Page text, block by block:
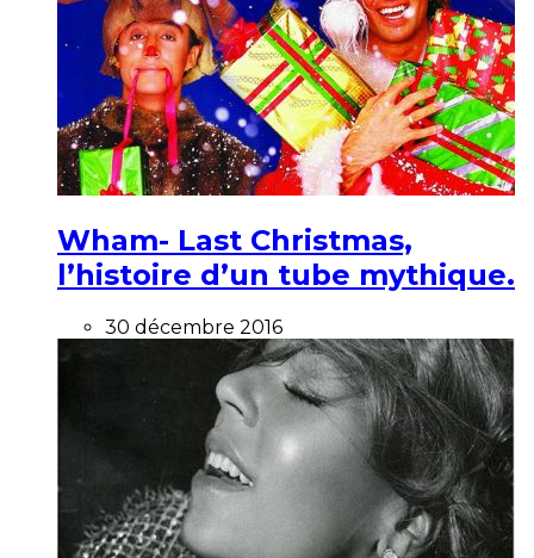
Wham- Last Christmas,
l’histoire d’un tube mythique.
30 décembre 2016